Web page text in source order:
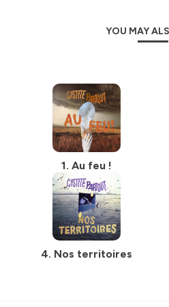
YOU MAY
1. Au feu !
4. Nos territoires